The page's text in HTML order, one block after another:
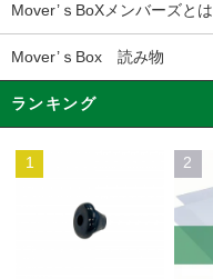
Mover’ｓBoXメンバーズとは
Mover’ｓBox 読み物
ランキング
1 2